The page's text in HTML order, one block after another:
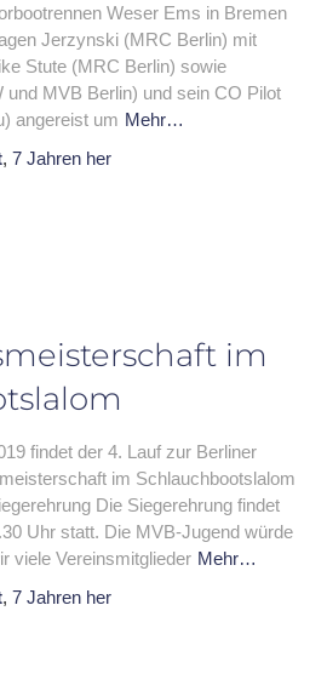
Weser Ems in Bremen
Jerzynski (MRC Berlin) mit
Stute (MRC Berlin) sowie
MVB Berlin) und sein CO Pilot
angereist um Mehr…
, 7 Jahren her
im
findet der 4. Lauf zur Berliner
im Schlauchbootslalom
Die Siegerehrung findet
Uhr statt. Die MVB-Jugend würde
viele Vereinsmitglieder Mehr…
, 7 Jahren her